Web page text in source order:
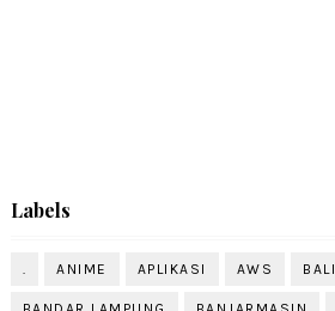
Labels
. ANIME APLIKASI AWS BALI